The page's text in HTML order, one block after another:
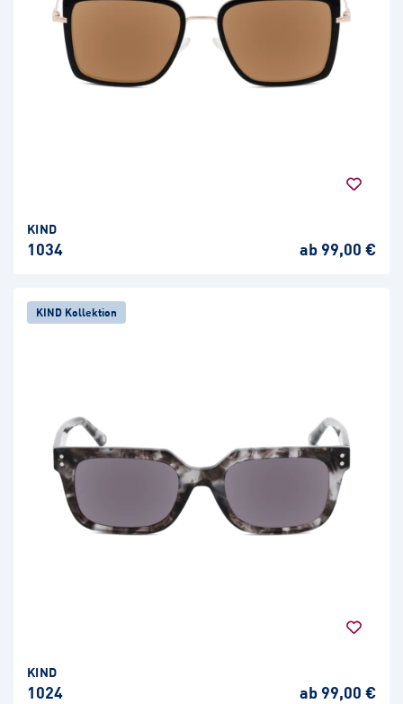
KIND
1034 ab 99,00 €
KIND Kollektion
KIND
1024 ab 99,00 €